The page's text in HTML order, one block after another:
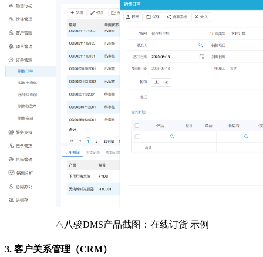
△八骏DMS产品截图：在线订货 示例
3. 客户关系管理（CRM）